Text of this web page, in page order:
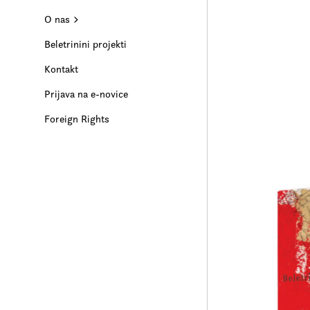
O nas
Beletrinini projekti
Kontakt
Prijava na e-novice
Foreign Rights